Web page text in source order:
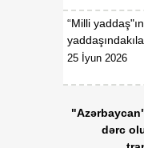
texnologiyalar
qarşısında
Azərbaycan
geosiyasi
imkanları
mövqeyini
“Milli yaddaş"ın
25 İyun 2026
dərc